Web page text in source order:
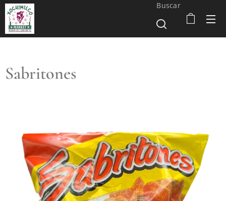
Buscar
Sabritones